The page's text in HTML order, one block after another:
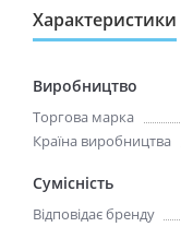
Характеристики
Виробництво
Торгова марка
Країна виробництва
Сумісність
Відповідає бренду